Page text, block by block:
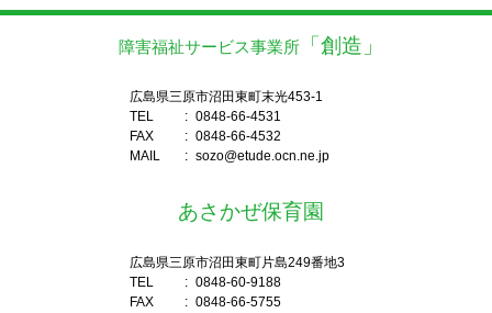
障害福祉サービス事業所「創造」
広島県三原市沼田東町末光453-1
TEL
:
0848-66-4531
FAX
:
0848-66-4532
MAIL
: sozo@etude.ocn.ne.jp
あさかぜ保育園
広島県三原市沼田東町片島249番地3
TEL
:
0848-60-9188
FAX
:
0848-66-5755